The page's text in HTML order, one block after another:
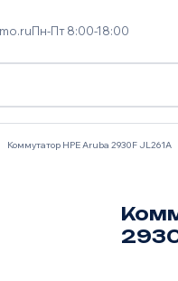
Пн-Пт 8:00-18:00
Коммутатор HPE Aruba 2930F JL261A